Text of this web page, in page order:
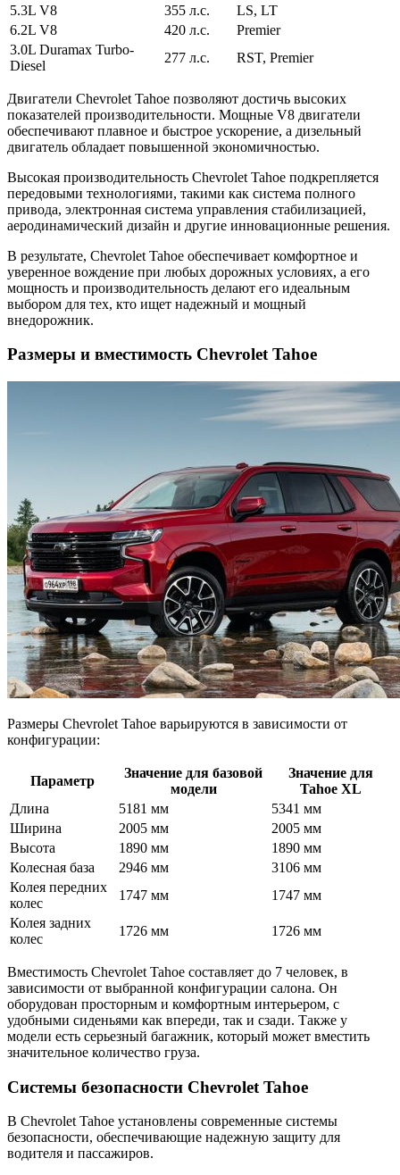
5.3L V8 355 л.с.
LS, LT
6.2L V8
420 л.с.
Premier
3.0L Duramax Turbo-
Diesel
277 л.с. RST, Premier
Двигатели Chevrolet Tahoe позволяют достичь высоких
показателей производительности. Мощные V8 двигатели
обеспечивают плавное и быстрое ускорение, а дизельный
двигатель обладает повышенной экономичностью.
Высокая производительность Chevrolet Tahoe подкрепляется
передовыми технологиями, такими как система полного
привода, электронная система управления стабилизацией,
аеродинамический дизайн и другие инновационные решения.
В результате, Chevrolet Tahoe обеспечивает комфортное и
уверенное вождение при любых дорожных условиях, а его
мощность и производительность делают его идеальным
выбором для тех, кто ищет надежный и мощный
внедорожник.
Размеры и вместимость Chevrolet Tahoe
Размеры Chevrolet Tahoe варьируются в зависимости от
конфигурации:
Параметр
Значение для базовой
модели
Значение для
Tahoe XL
Длина
5181 мм
5341 мм
Ширина
2005 мм
2005 мм
Высота
1890 мм
1890 мм
Колесная база
2946 мм
3106 мм
Колея передних
колес
1747 мм
1747 мм
Колея задних
колес
1726 мм 1726 мм
Вместимость Chevrolet Tahoe составляет до 7 человек, в
зависимости от выбранной конфигурации салона. Он
оборудован просторным и комфортным интерьером, с
удобными сиденьями как впереди, так и сзади. Также у
модели есть серьезный багажник, который может вместить
значительное количество груза.
Системы безопасности Chevrolet Tahoe
В Chevrolet Tahoe установлены современные системы
безопасности, обеспечивающие надежную защиту для
водителя и пассажиров.